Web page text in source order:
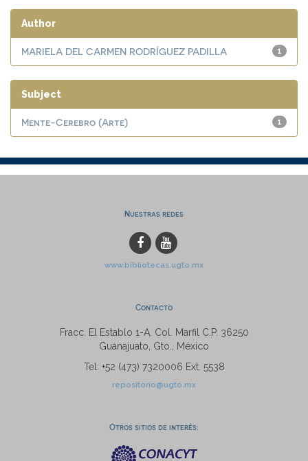
Author
1
MARIELA DEL CARMEN RODRÍGUEZ PADILLA
Subject
1
Mente-Cerebro (Arte)
Nuestras redes
www.bibliotecas.ugto.mx
Contacto
Fracc. El Establo 1-A, Col. Marfil C.P. 36250
Guanajuato, Gto., México
Tel: +52 (473) 7320006 Ext. 5538
repositorio@ugto.mx
Otros sitios de interés: